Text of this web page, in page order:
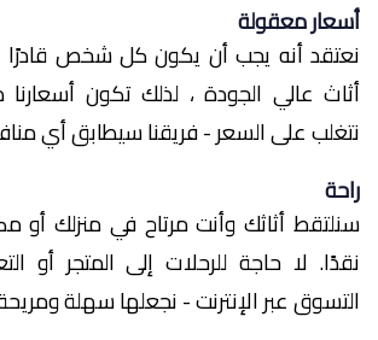
أسعار معقولة
نعتقد أنه يجب أن يكون كل شخص
أثاث عالي الجودة ، لذلك تكون أسعارنا
نتغلب على السعر - فريقنا سيطابق أي
راحة
سنلتقط أثاثك وأنت مرتاح في منزلك أو
نقدًا. لا حاجة للرحلات إلى المتجر أو
التسوق عبر الإنترنت - نجعلها سهلة